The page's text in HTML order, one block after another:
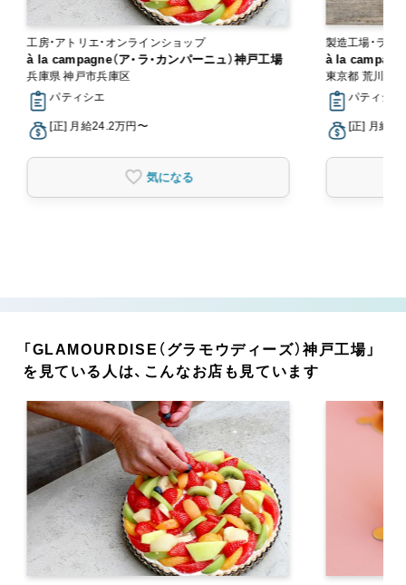
工房・アトリエ・オンラインショップ
à la campagne（ア・ラ・カンパーニュ）神戸工場
兵庫県 神戸市兵庫区
パティシエ
[正] 月給24.2万円〜
気になる
製造工場・ラボ
à la campagne
東京都 荒川区
パティシエ
[正] 月給
「GLAMOURDISE（グラモウディーズ）神戸工場」
を見ている人は、こんなお店も見ています